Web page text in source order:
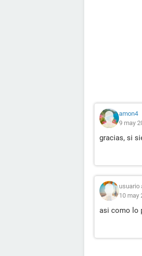
amon4
9 may
gracias, si
usuario
10 may
asi como lo